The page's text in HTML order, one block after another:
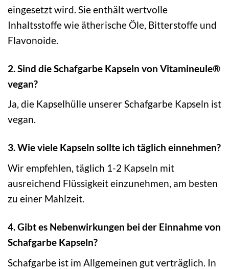
eingesetzt wird. Sie enthält wertvolle
Inhaltsstoffe wie ätherische Öle, Bitterstoffe und
Flavonoide.
2. Sind die Schafgarbe Kapseln von Vitamineule®
vegan?
Ja, die Kapselhülle unserer Schafgarbe Kapseln ist
vegan.
3. Wie viele Kapseln sollte ich täglich einnehmen?
Wir empfehlen, täglich 1-2 Kapseln mit
ausreichend Flüssigkeit einzunehmen, am besten
zu einer Mahlzeit.
4. Gibt es Nebenwirkungen bei der Einnahme von
Schafgarbe Kapseln?
Schafgarbe ist im Allgemeinen gut verträglich. In